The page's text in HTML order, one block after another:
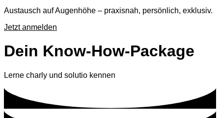
Austausch auf Augenhöhe – praxisnah, persönlich, exklusiv.
Jetzt anmelden
Dein Know-How-Package
Lerne charly und solutio kennen